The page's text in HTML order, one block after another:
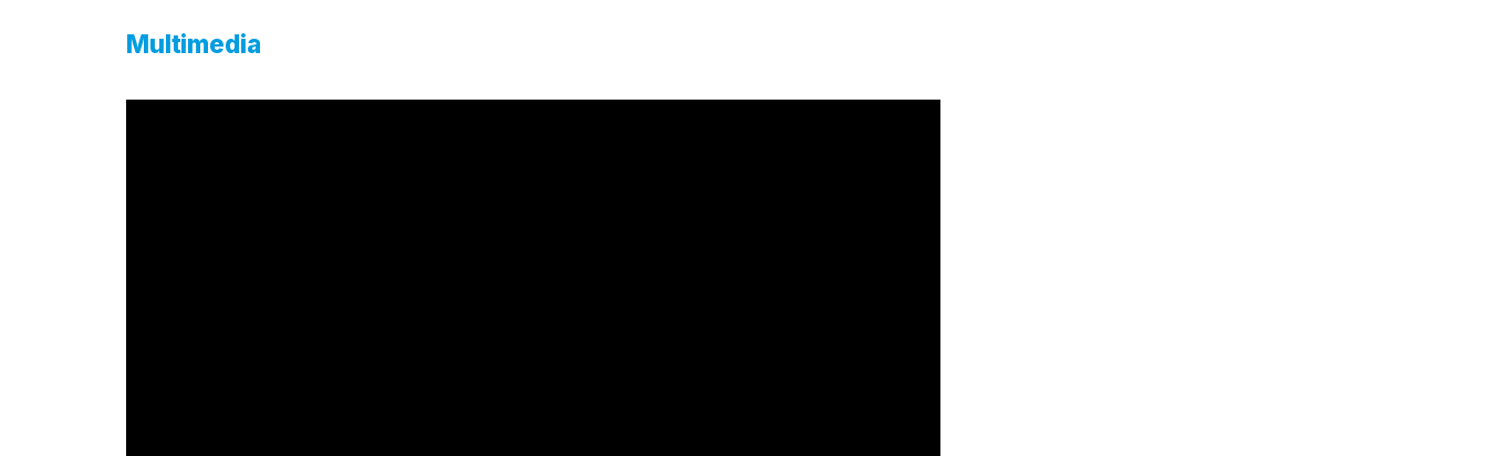
Multimedia